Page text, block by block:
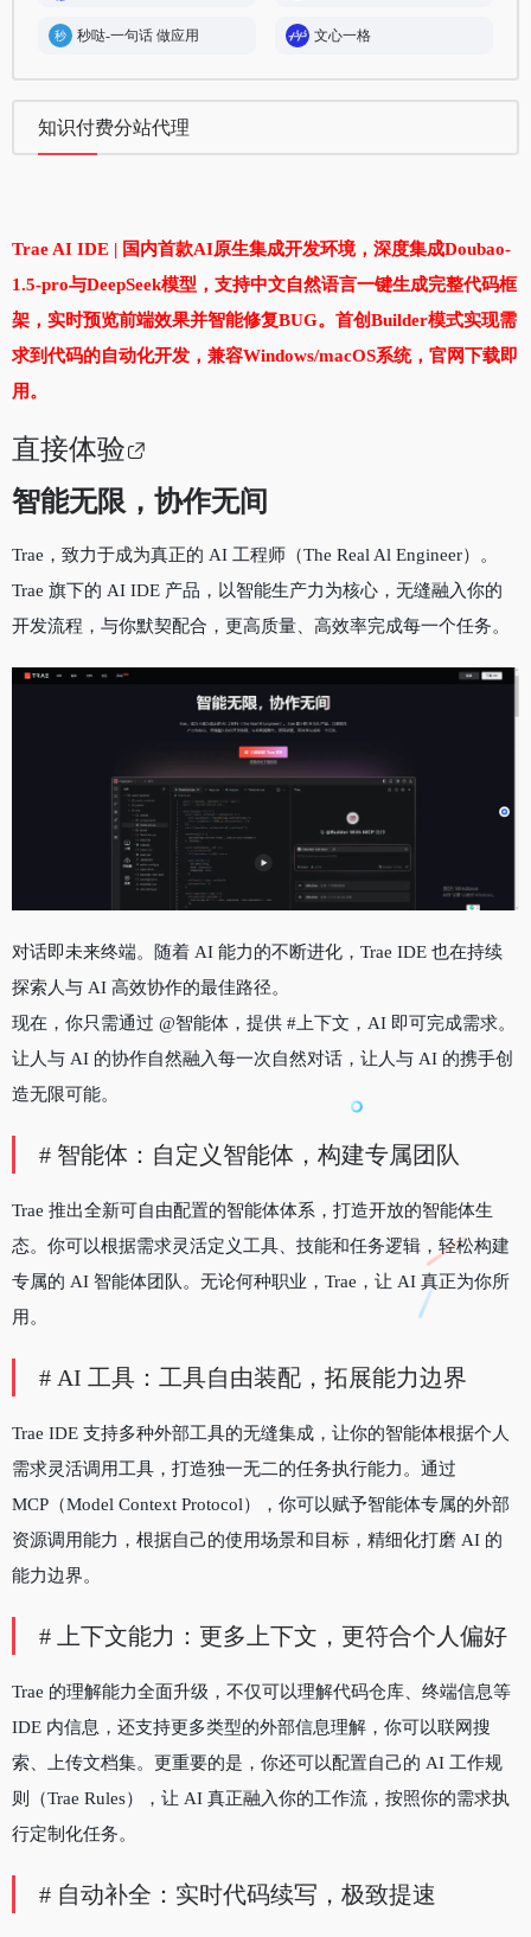
秒哒-一句话 做应用 文心一格
知识付费分站代理
Trae AI IDE | 国内首款AI原生集成开发环境，深度集成Doubao-
1.5-pro与DeepSeek模型，支持中文自然语言一键生成完整代码框
架，实时预览前端效果并智能修复BUG。首创Builder模式实现需
求到代码的自动化开发，兼容Windows/macOS系统，官网下载即
用。
直接体验
智能无限 ， 协作无间
Trae，致力于成为真正的 AI 工程师（The Real Al Engineer）。
Trae 旗下的 AI IDE 产品，以智能生产力为核心，无缝融入你的
开发流程，与你默契配合，更高质量、高效率完成每一个任务。
对话即未来终端。 随着 AI 能力的不断进化 ， Trae IDE 也在持续
探索人与 AI 高效协作的最佳路径。
现在 ， 你只需通过 @智能体 ， 提供 #上下文 ， AI 即可完成需求。
让人与 AI 的协作自然融入每一次自然对话 ， 让人与 AI 的携手创
造无限可能。
# 智能体：自定义智能体 ， 构建专属团队
Trae 推出全新可自由配置的智能体体系，打造开放的智能体生
态。你可以根据需求灵活定义工具、技能和任务逻辑，轻松构建
专属的 AI 智能体团队。无论何种职业，Trae，让 AI 真正为你所
用。
# AI 工具：工具自由装配 ， 拓展能力边界
Trae IDE 支持多种外部工具的无缝集成，让你的智能体根据个人
需求灵活调用工具，打造独一无二的任务执行能力。通过
MCP（Model Context Protocol），你可以赋予智能体专属的外部
资源调用能力，根据自己的使用场景和目标，精细化打磨 AI 的
能力边界。
# 上下文能力：更多上下文 ， 更符合个人偏好
Trae 的理解能力全面升级，不仅可以理解代码仓库、终端信息等
IDE 内信息，还支持更多类型的外部信息理解，你可以联网搜
索、上传文档集。更重要的是，你还可以配置自己的 AI 工作规
则（Trae Rules），让 AI 真正融入你的工作流，按照你的需求执
行定制化任务。
# 自动补全：实时代码续写 ， 极致提速